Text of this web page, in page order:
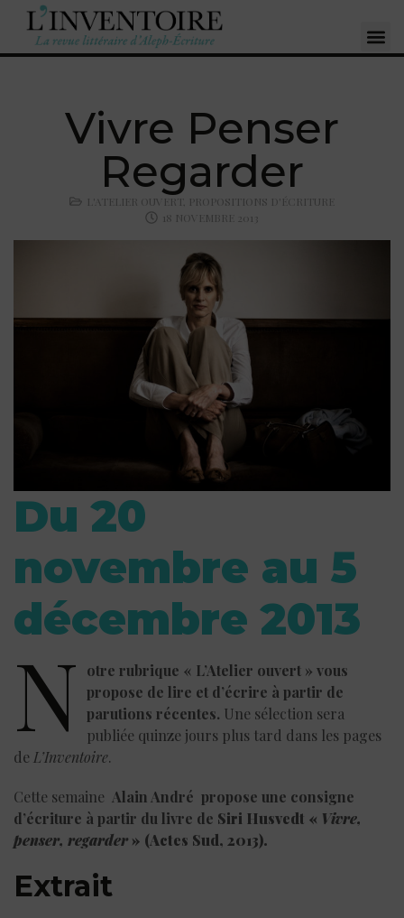
Vivre Penser
Regarder
L'ATELIER OUVERT
PROPOSITIONS D'ÉCRITURE
18 NOVEMBRE 2013
Du 20
novembre au 5
décembre 2013
N
otre rubrique « L’Atelier ouvert » vous
propose de lire et d’écrire à partir de
parutions récentes. Une sélection sera
publiée quinze jours plus tard dans les pages
de L’Inventoire.
Cette semaine Alain André propose une consigne
d’écriture à partir du livre de Siri Husvedt « Vivre,
penser, regarder » (Actes Sud, 2013).
Extrait